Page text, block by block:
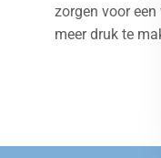
zorgen voor
meer druk te